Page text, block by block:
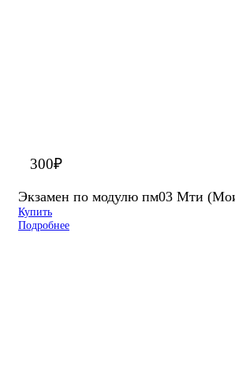
300₽
Экзамен по модулю пм03 Мти
Купить
Подробнее